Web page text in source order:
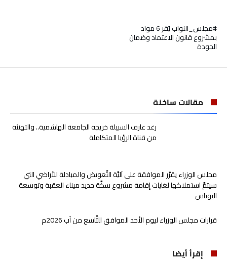
#مجلس_النواب يُقر 6 مواد
بمشروع قانون الاعتماد وضمان
الجودة
مقالات ساخنة
رغد عارف السبيلة خريجة الجامعة الهاشمية.. والتهنئة
من قناة الرؤيا المتكاملة
مجلس الوزراء يقرِّر الموافقة على آليَّة التَّعويض والمبادلة للأراضي التي
سيتمَّ استملاكها لغايات إقامة مشروع سكَّة حديد ميناء العقبة وتوسعة
البوتاس
قرارات مجلس الوزراء ليوم الأحد الموافق للتَّاسع من آب 2026م
إقرأ أيضا